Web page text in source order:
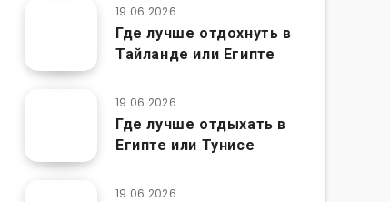
19.06.2026
Где лучше отдохнуть в
Тайланде или Египте
19.06.2026
Где лучше отдыхать в
Египте или Тунисе
19.06.2026